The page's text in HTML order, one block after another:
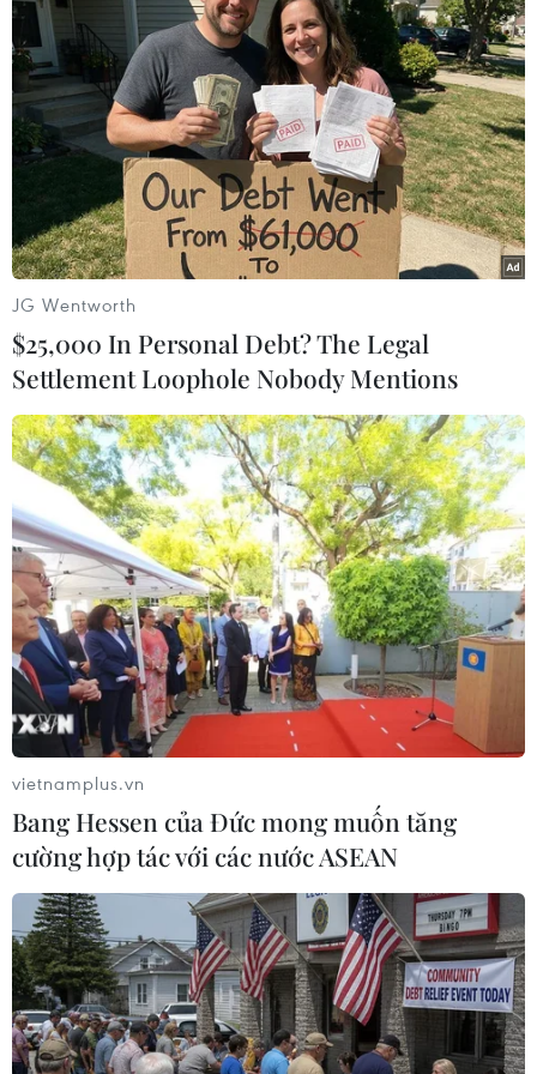
TIN LIÊN QUAN
Nga sẽ khó thay đổi chính sách sản lượng
tại cuộc họp sắp tới của OPEC+
21/11/2023 14:51
Các bộ trưởng của Tổ chức các Nước Xuất khẩu Dầu
mỏ (OPEC) và các đồng minh, còn gọi là Nhóm OPEC+,
sẽ nhóm họp vào ngày 26/11 tới tại Vienna (Áo).
JG Wentworth
$25,000 In Personal Debt? The Legal
Settlement Loophole Nobody Mentions
vietnamplus.vn
Bang Hessen của Đức mong muốn tăng
cường hợp tác với các nước ASEAN